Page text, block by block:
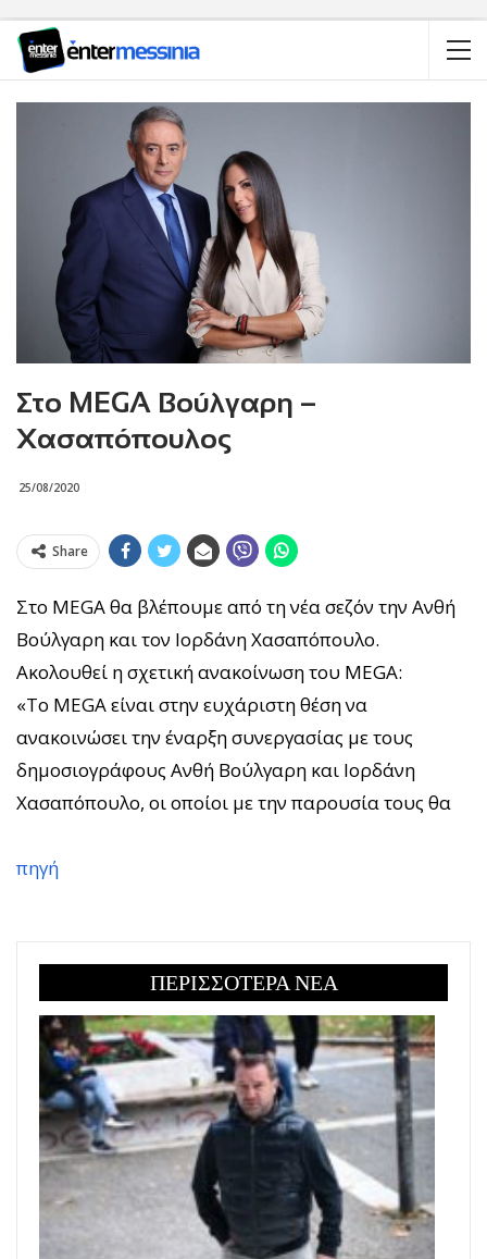
Στο MEGA Βούλγαρη –
Χασαπόπουλος
25/08/2020
Share
Στο MEGA θα βλέπουμε από τη νέα σεζόν την Ανθή
Βούλγαρη και τον Ιορδάνη Χασαπόπουλο.
Ακολουθεί η σχετική ανακοίνωση του MEGA:
«Το MEGA είναι στην ευχάριστη θέση να
ανακοινώσει την έναρξη συνεργασίας με τους
δημοσιογράφους Ανθή Βούλγαρη και Ιορδάνη
Χασαπόπουλο, οι οποίοι με την παρουσία τους θα
πηγή
ΠΕΡΙΣΣΟΤΕΡΑ ΝΕΑ